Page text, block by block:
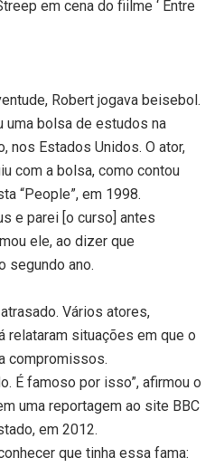
em cena do fiilme ‘ Entre
Robert jogava beisebol.
uma bolsa de estudos na
nos Estados Unidos. O ator,
com a bolsa, como contou
“People”, em 1998.
e parei [o curso] antes
ele, ao dizer que
segundo ano.
Vários atores,
relataram situações em que o
compromissos.
É famoso por isso”, afirmou o
uma reportagem ao site BBC
em 2012.
que tinha essa fama: